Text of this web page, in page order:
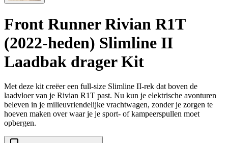
Front Runner Rivian R1T
(2022-heden) Slimline II
Laadbak drager Kit
Met deze kit creëer een full-size Slimline II-rek dat boven de
laadvloer van je Rivian R1T past. Nu kun je elektrische avonturen
beleven in je milieuvriendelijke vrachtwagen, zonder je zorgen te
hoeven maken over waar je je sport- of kampeerspullen moet
opbergen.